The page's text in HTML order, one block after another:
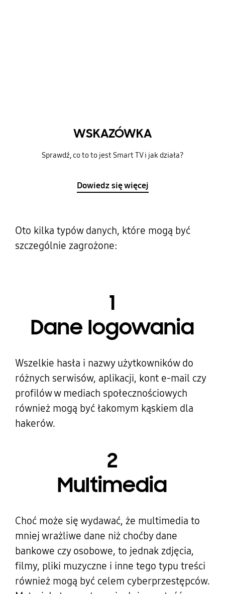
WSKAZÓWKA
Sprawdź, co to to jest Smart TV i jak działa?
Dowiedz się więcej
Oto kilka typów danych, które mogą być
szczególnie zagrożone:
1
Dane logowania
Wszelkie hasła i nazwy użytkowników do
różnych serwisów, aplikacji, kont e-mail czy
profilów w mediach społecznościowych
również mogą być łakomym kąskiem dla
hakerów.
2
Multimedia
Choć może się wydawać, że multimedia to
mniej wrażliwe dane niż choćby dane
bankowe czy osobowe, to jednak zdjęcia,
filmy, pliki muzyczne i inne tego typu treści
również mogą być celem cyberprzestępców.